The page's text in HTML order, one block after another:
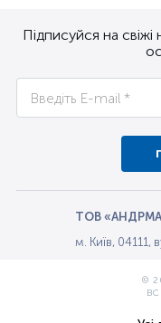
Підписуйся на
ТОВ
м. Київ, 04111,
©